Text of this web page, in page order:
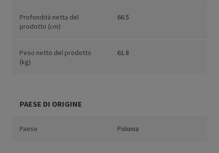
Profondità netta del
prodotto (cm)
66.5
Peso netto del prodotto
(kg)
61.8
PAESE DI ORIGINE
Paese Polonia